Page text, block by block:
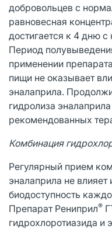
добровольцев с
равновесная
достигается к 4 дню
Период
применении
пищи не оказывает
эналаприла.
гидролиза
рекомендованных
Комбинация
Регулярный прием
эналаприла не влияет
биодоступность
Препарат Рениприл®
гидрохлоротиазида и